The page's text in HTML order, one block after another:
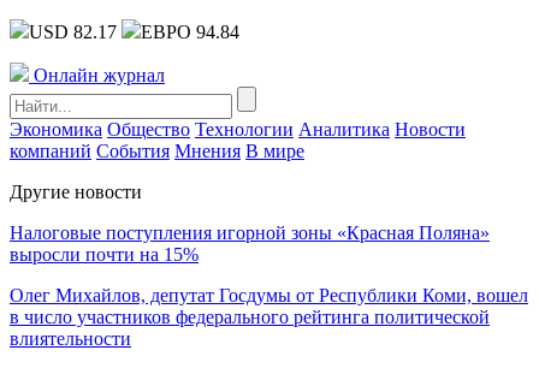
USD 82.17 ЕВРО 94.84
Онлайн журнал
Экономика Общество Технологии Аналитика Новости
компаний События Мнения В мире
Другие новости
Налоговые поступления игорной зоны «Красная Поляна»
выросли почти на 15%
Олег Михайлов, депутат Госдумы от Республики Коми, вошел
в число участников федерального рейтинга политической
влиятельности